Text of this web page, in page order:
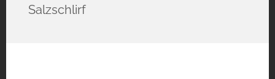
Salzschlirf